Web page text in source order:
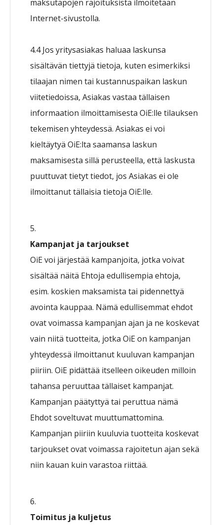
maksutapojen rajoituksista ilmoitetaan
Internet-sivustolla.
4.4 Jos yritysasiakas haluaa laskunsa
sisältävän tiettyjä tietoja, kuten esimerkiksi
tilaajan nimen tai kustannuspaikan laskun
viitetiedoissa, Asiakas vastaa tällaisen
informaation ilmoittamisesta OiE:lle tilauksen
tekemisen yhteydessä. Asiakas ei voi
kieltäytyä OiE:lta saamansa laskun
maksamisesta sillä perusteella, että laskusta
puuttuvat tietyt tiedot, jos Asiakas ei ole
ilmoittanut tällaisia tietoja OiE:lle.
Kampanjat ja tarjoukset
OiE voi järjestää kampanjoita, jotka voivat
sisältää näitä Ehtoja edullisempia ehtoja,
esim. koskien maksamista tai pidennettyä
avointa kauppaa. Nämä edullisemmat ehdot
ovat voimassa kampanjan ajan ja ne koskevat
vain niitä tuotteita, jotka OiE on kampanjan
yhteydessä ilmoittanut kuuluvan kampanjan
piiriin. OiE pidättää itselleen oikeuden milloin
tahansa peruuttaa tällaiset kampanjat.
Kampanjan päätyttyä tai peruttua nämä
Ehdot soveltuvat muuttumattomina.
Kampanjan piiriin kuuluvia tuotteita koskevat
tarjoukset ovat voimassa rajoitetun ajan sekä
niin kauan kuin varastoa riittää.
Toimitus ja kuljetus